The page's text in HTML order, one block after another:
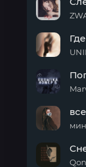
тебя
искать
номер
5
горит